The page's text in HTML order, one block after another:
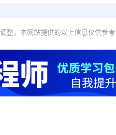
整，本网站提供的以上信息仅供参